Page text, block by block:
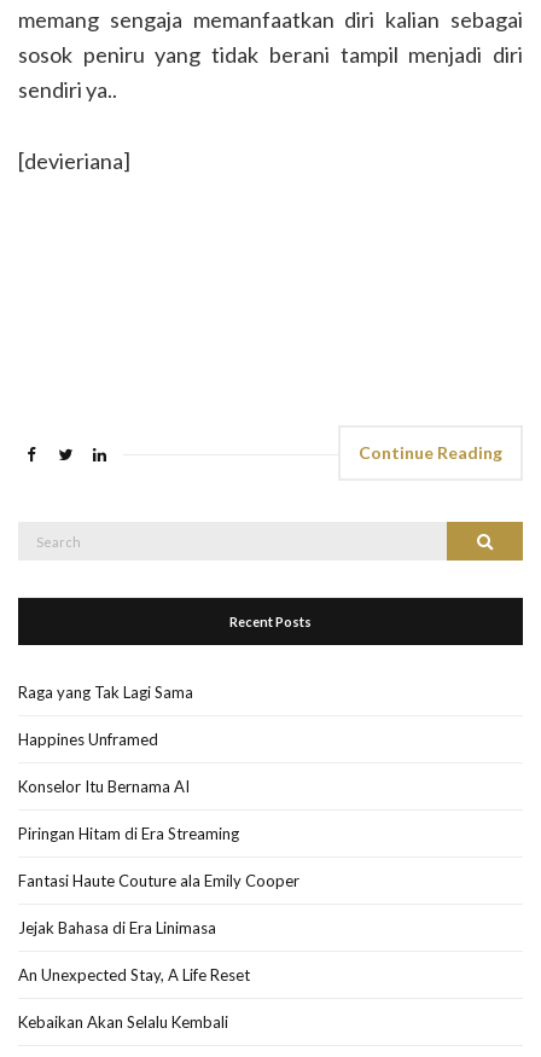
memang sengaja memanfaatkan diri kalian sebagai
sosok peniru yang tidak berani tampil menjadi diri
sendiri ya..
[devieriana]
Continue Reading
Search
Search
Recent Posts
Raga yang Tak Lagi Sama
Happines Unframed
Konselor Itu Bernama AI
Piringan Hitam di Era Streaming
Fantasi Haute Couture ala Emily Cooper
Jejak Bahasa di Era Linimasa
An Unexpected Stay, A Life Reset
Kebaikan Akan Selalu Kembali